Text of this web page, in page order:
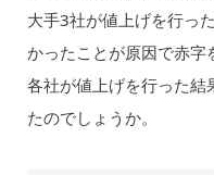
大手3社が値上げを行っ
かったことが原因で赤字
各社が値上げを行った結
たのでしょうか。